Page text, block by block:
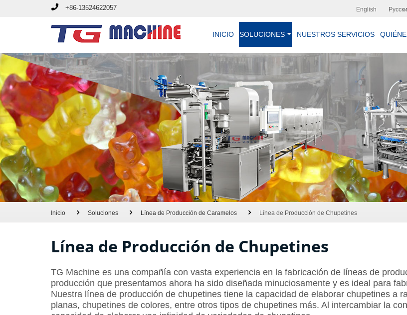
+86-13524622057 English
INICIO SOLUCIONES NUESTROS SERVICIOS
Inicio Soluciones Línea de Producción de Caramelos Línea de Producción de Chupetines
Línea de Producción de Chupetines
TG Machine es una compañía con vasta experiencia en la fabricación de líneas de
producción que presentamos ahora ha sido diseñada minuciosamente y es ideal para
Nuestra línea de producción de chupetines tiene la capacidad de elaborar chupetines a
planas, chupetines de colores, entre otros tipos de chupetines más. Al intercambiar la